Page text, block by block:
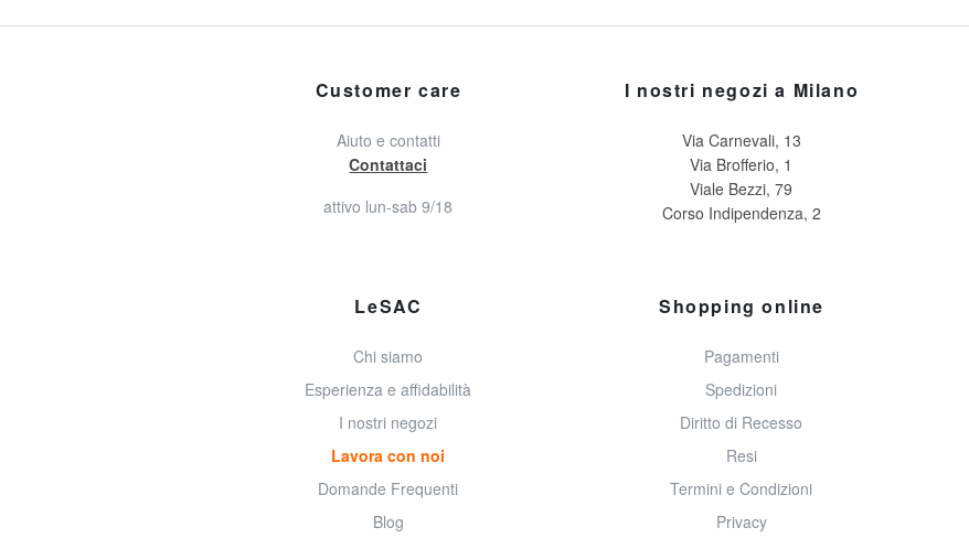
Customer care
Aiuto e contatti
Contattaci
attivo lun-sab 9/18
I nostri negozi a Milano
Via Carnevali, 13
Via Brofferio, 1
Viale Bezzi, 79
Corso Indipendenza, 2
LeSAC
Chi siamo
Esperienza e affidabilità
I nostri negozi
Lavora con noi
Domande Frequenti
Blog
Shopping online
Pagamenti
Spedizioni
Diritto di Recesso
Resi
Termini e Condizioni
Privacy